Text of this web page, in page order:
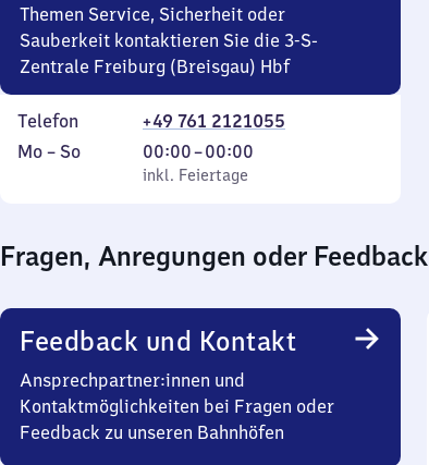
Themen Service, Sicherheit oder
Sauberkeit kontaktieren Sie die 3-S-
Zentrale Freiburg (Breisgau) Hbf
Telefon
+49 761 2121055
Montag
Mo – So,
inkl. Feiertage
00:00–00:00
Von
0
0
inkl. Feiertage
Fragen, Anregungen oder Feedback
Feedback und Kontakt
Ansprechpartner:innen und
Kontaktmöglichkeiten bei Fragen oder
Feedback zu unseren Bahnhöfen